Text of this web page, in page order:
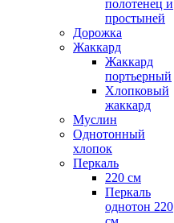
полотенец и
простыней
Дорожка
Жаккард
Жаккард
портьерный
Хлопковый
жаккард
Муслин
Однотонный
хлопок
Перкаль
220 см
Перкаль
однотон 220